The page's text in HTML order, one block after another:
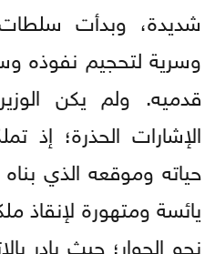
شديدة، وبدأت
وسرية لتحجيم
قدميه. ولم يكن
الإشارات الحذرة؛
حياته وموقعه الذي
يائسة ومتهورة لإنقاذ
نحو الجوار؛ حيث بادر